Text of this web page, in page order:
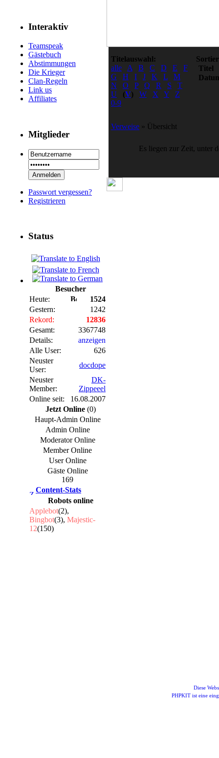
Interaktiv
Teamspeak
Gästebuch
Abstimmungen
Die Krieger
Clan-Regeln
Link us
Affiliates
Mitglieder
Passwort vergessen?
Registrieren
Status
Besucher
Heute:
1524
Gestern:
1242
Rekord:
12836
Gesamt:
3367748
Details:
anzeigen
Alle User:
626
Neuster
User:
docdope
Neuster
Member:
DK-
Zippeeel
Online seit:
16.08.2007
Jetzt Online (0)
Haupt-Admin Online
Admin Online
Moderator Online
Member Online
User Online
Gäste Online
169
Content-Stats
Robots online
Applebot(2),
Bingbot(3), Majestic-
12(150)
Titelauswahl:
alle
A B C D E
F
G
H I J K L
M
N
O P Q R S
T
U
(V) W X Y
Z
0-9
Titel
Verweise » Übersicht
Es liegen zur Zeit, unter
Diese
PHPKIT ist eine